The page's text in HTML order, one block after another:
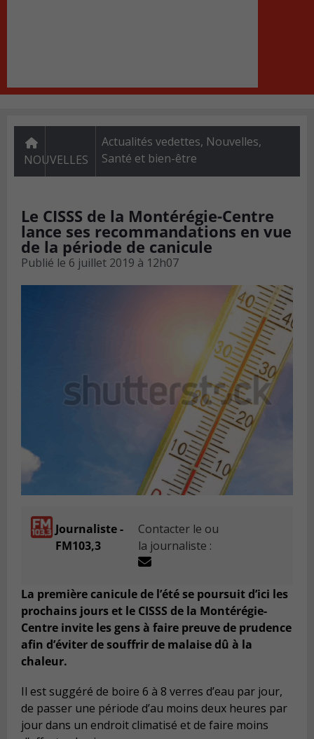
NOUVELLES
Actualités vedettes, Nouvelles,
Santé et bien-être
Le CISSS de la Montérégie-Centre
lance ses recommandations en vue
de la période de canicule
Publié le 6 juillet 2019 à 12h07
Journaliste -
FM103,3
Contacter le ou
la journaliste :
La première canicule de l’été se poursuit d’ici les
prochains jours et le CISSS de la Montérégie-
Centre invite les gens à faire preuve de prudence
afin d’éviter de souffrir de malaise dû à la
chaleur.
Il est suggéré de boire 6 à 8 verres d’eau par jour,
de passer une période d’au moins deux heures par
jour dans un endroit climatisé et de faire moins